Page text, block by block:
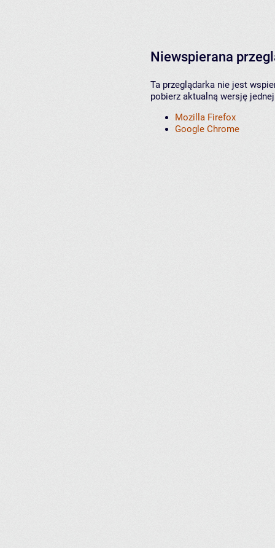
Niewspierana
Ta przeglądarka nie jest
pobierz aktualną wersję
Mozilla Firefox
Google Chrome